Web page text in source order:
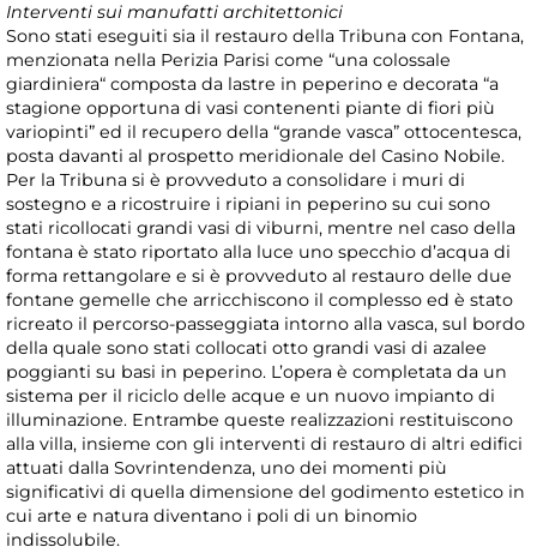
Interventi sui manufatti architettonici
Sono stati eseguiti sia il restauro della Tribuna con Fontana,
menzionata nella Perizia Parisi come “una colossale
giardiniera“ composta da lastre in peperino e decorata “a
stagione opportuna di vasi contenenti piante di fiori più
variopinti” ed il recupero della “grande vasca” ottocentesca,
posta davanti al prospetto meridionale del Casino Nobile.
Per la Tribuna si è provveduto a consolidare i muri di
sostegno e a ricostruire i ripiani in peperino su cui sono
stati ricollocati grandi vasi di viburni, mentre nel caso della
fontana è stato riportato alla luce uno specchio d’acqua di
forma rettangolare e si è provveduto al restauro delle due
fontane gemelle che arricchiscono il complesso ed è stato
ricreato il percorso-passeggiata intorno alla vasca, sul bordo
della quale sono stati collocati otto grandi vasi di azalee
poggianti su basi in peperino. L’opera è completata da un
sistema per il riciclo delle acque e un nuovo impianto di
illuminazione. Entrambe queste realizzazioni restituiscono
alla villa, insieme con gli interventi di restauro di altri edifici
attuati dalla Sovrintendenza, uno dei momenti più
significativi di quella dimensione del godimento estetico in
cui arte e natura diventano i poli di un binomio
indissolubile.